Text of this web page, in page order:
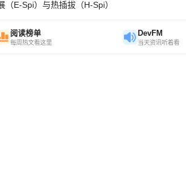
E-Spi）与热插拔（H-Spi）
阅读榜单
每周热文看这里
DevFM
当天资讯听着看